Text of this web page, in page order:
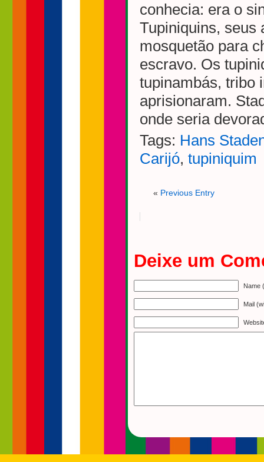
conhecia: era o
Tupiniquins, seus
mosquetão para
escravo. Os
tupinambás, tribo
aprisionaram.
onde seria
Tags: Hans
Carijó, tupiniquim
« Previous Entry
Deixe um
Name
Mail